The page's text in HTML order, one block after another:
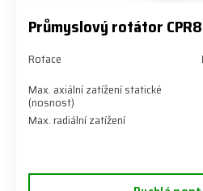
Průmyslový rotátor CPR8
Rotace
Max. axiální zatížení statické
(nosnost)
Max. radiální zatížení